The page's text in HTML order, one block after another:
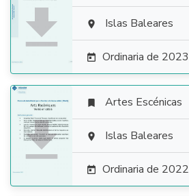
  Islas Baleares
 Ordinaria de 2023

 Artes Escénicas
 Islas Baleares
 Ordinaria de 2022